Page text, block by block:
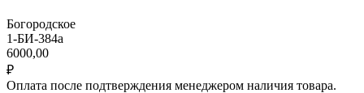
Богородское
1-БИ-384а
6000,00
₽
Оплата после подтверждения менеджером наличия товара.